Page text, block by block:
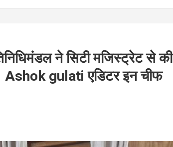
ने सिटी मजिस्ट्रेट से की
Ashok gulati एडिटर इन चीफ